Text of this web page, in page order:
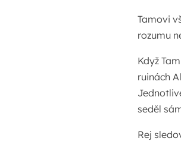
Tamovi
rozumu
Když
ruinách
seděl
Rej